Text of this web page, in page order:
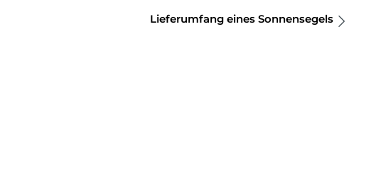
Lieferumfang eines Sonnensegels